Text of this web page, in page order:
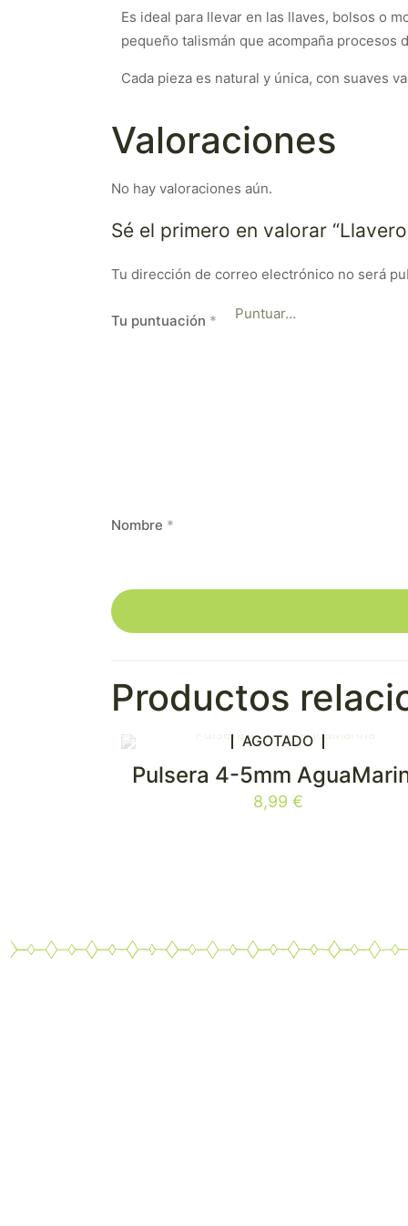
Es ideal para llevar en las llaves, bolsos o
pequeño talismán que acompaña procesos
Cada pieza es natural y única, con suaves
Valoraciones
No hay valoraciones aún.
Sé el primero en valorar
Tu dirección de correo electrónico no será
Tu puntuación *
Nombre *
Productos
AGOTADO
Pulsera 4-5mm
8,99 €